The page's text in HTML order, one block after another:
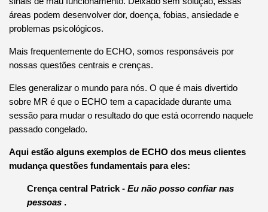
áreas podem desenvolver dor, doença, fobias, ansiedade e
problemas psicológicos.
Mais frequentemente do ECHO, somos responsáveis ​​por
nossas questões centrais e crenças.
Eles generalizar o mundo para nós. O que é mais divertido
sobre MR é que o ECHO tem a capacidade durante uma
sessão para mudar o resultado do que está ocorrendo naquele
passado congelado.
Aqui estão alguns exemplos de ECHO dos meus clientes
mudança questões fundamentais para eles:
Crença central Patrick - Eu não posso confiar nas
pessoas.